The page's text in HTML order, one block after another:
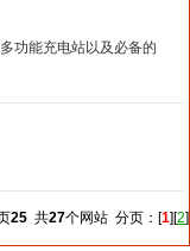
功能充电站以及必备的
25 共27个网站 分页：[1][2]